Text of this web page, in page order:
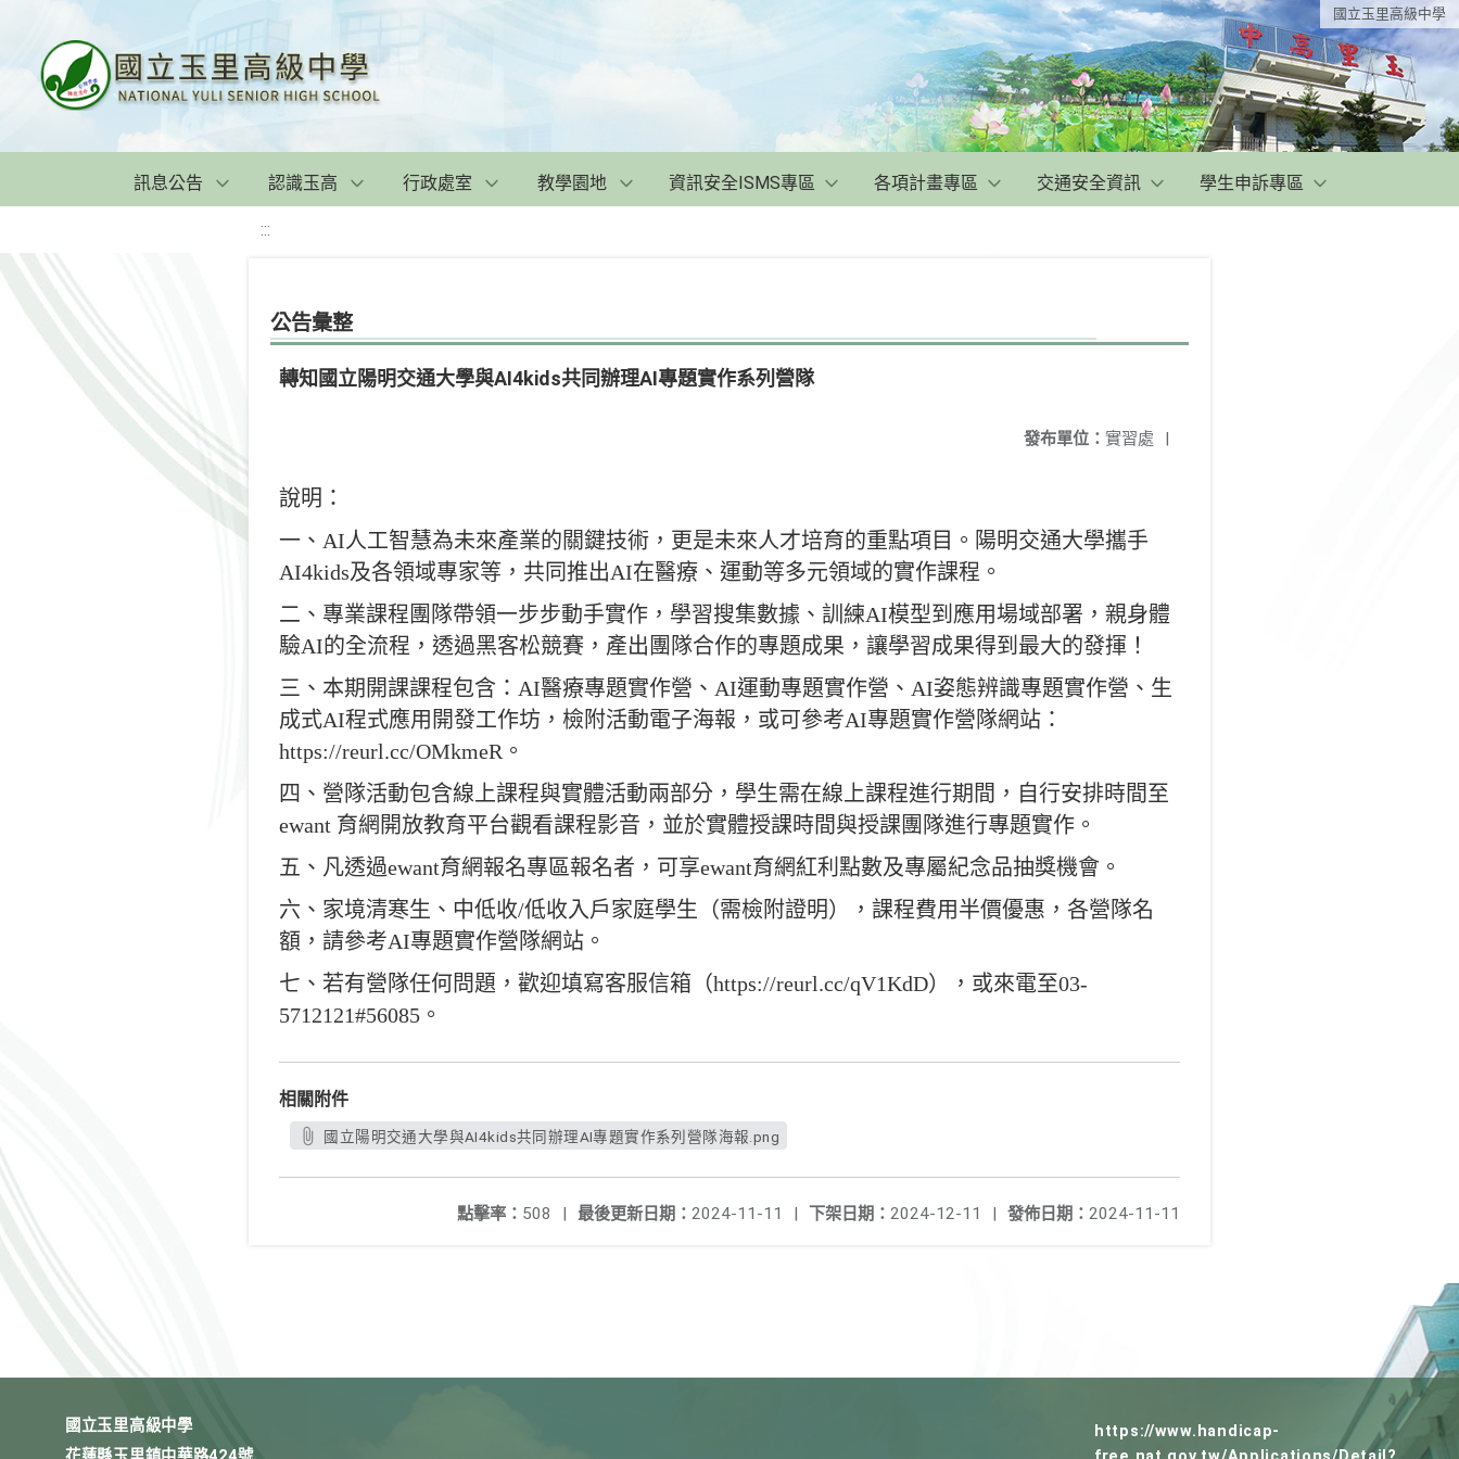
國立玉里高級中學
訊息公告 認識玉高 行政處室 教學園地 資訊安全ISMS專區 各項計畫專區 交通安全資訊 學生申訴專區
:::
公告彙整
轉知國立陽明交通大學與AI4kids共同辦理AI專題實作系列營隊
發布單位： 實習處 |
說明：
一、AI人工智慧為未來產業的關鍵技術，更是未來人才培育的重點項目。陽明交通大學攜手
AI4kids及各領域專家等，共同推出AI在醫療、運動等多元領域的實作課程。
二、專業課程團隊帶領一步步動手實作，學習搜集數據、訓練AI模型到應用場域部署，親身體
驗AI的全流程，透過黑客松競賽，產出團隊合作的專題成果，讓學習成果得到最大的發揮！
三、本期開課課程包含：AI醫療專題實作營、AI運動專題實作營、AI姿態辨識專題實作營、生
成式AI程式應用開發工作坊，檢附活動電子海報，或可參考AI專題實作營隊網站：
https://reurl.cc/OMkmeR 。
四、營隊活動包含線上課程與實體活動兩部分，學生需在線上課程進行期間，自行安排時間至
ewant 育網開放教育平台觀看課程影音，並於實體授課時間與授課團隊進行專題實作。
五、凡透過ewant育網報名專區報名者，可享ewant育網紅利點數及專屬紀念品抽獎機會。
六、家境清寒生、中低收/低收入戶家庭學生（需檢附證明）， 課程費用半價優惠，各營隊名
額，請參考AI專題實作營隊網站。
七、若有營隊任何問題，歡迎填寫客服信箱（https://reurl.cc/qV1KdD），或來電至03-
5712121#56085。
相關附件
國立陽明交通大學與AI4kids共同辦理AI專題實作系列營隊海報.png
發佈日期： 2024-11-11
下架日期： 2024-12-11 |
最後更新日期： 2024-11-11 |
點擊率： 508 |
國立玉里高級中學
https://www.handicap-